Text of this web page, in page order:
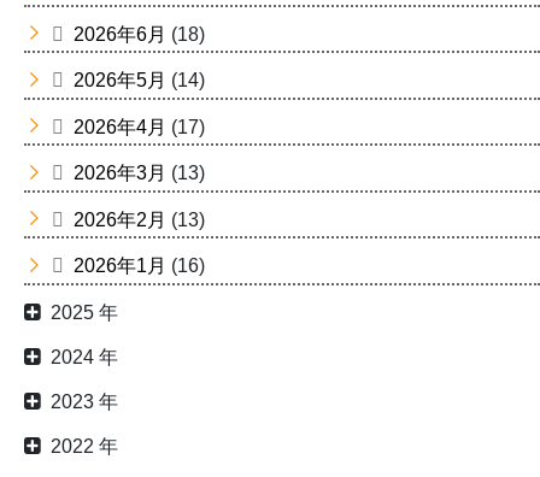
2026年6月 (18)
2026年5月 (14)
2026年4月 (17)
2026年3月 (13)
2026年2月 (13)
2026年1月 (16)
2025 年
2024 年
2023 年
2022 年